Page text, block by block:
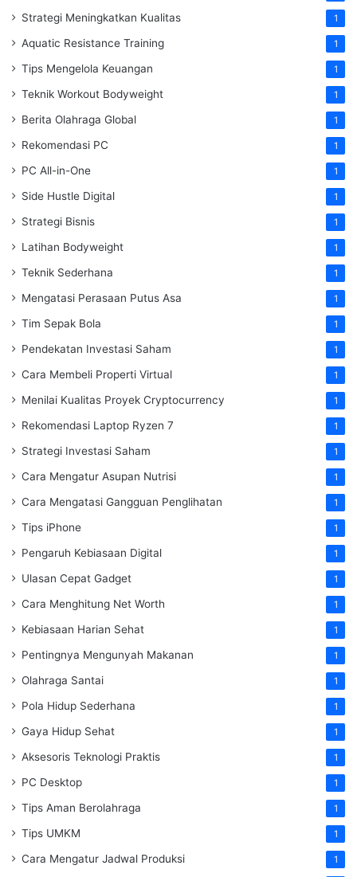
Strategi Meningkatkan Kualitas 1
Aquatic Resistance Training 1
Tips Mengelola Keuangan 1
Teknik Workout Bodyweight 1
Berita Olahraga Global 1
Rekomendasi PC 1
PC All-in-One 1
Side Hustle Digital 1
Strategi Bisnis 1
Latihan Bodyweight 1
Teknik Sederhana 1
Mengatasi Perasaan Putus Asa 1
Tim Sepak Bola 1
Pendekatan Investasi Saham 1
Cara Membeli Properti Virtual 1
Menilai Kualitas Proyek Cryptocurrency 1
Rekomendasi Laptop Ryzen 7 1
Strategi Investasi Saham 1
Cara Mengatur Asupan Nutrisi 1
Cara Mengatasi Gangguan Penglihatan 1
Tips iPhone 1
Pengaruh Kebiasaan Digital 1
Ulasan Cepat Gadget 1
Cara Menghitung Net Worth 1
Kebiasaan Harian Sehat 1
Pentingnya Mengunyah Makanan 1
Olahraga Santai 1
Pola Hidup Sederhana 1
Gaya Hidup Sehat 1
Aksesoris Teknologi Praktis 1
PC Desktop 1
Tips Aman Berolahraga 1
Tips UMKM 1
Cara Mengatur Jadwal Produksi 1